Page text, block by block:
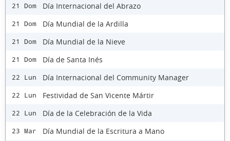
21 Dom Día Internacional del Abrazo
21 Dom Día Mundial de la Ardilla
21 Dom Día Mundial de la Nieve
21 Dom Día de Santa Inés
22 Lun Día Internacional del Community Manager
22 Lun Festividad de San Vicente Mártir
22 Lun Día de la Celebración de la Vida
23 Mar Día Mundial de la Escritura a Mano